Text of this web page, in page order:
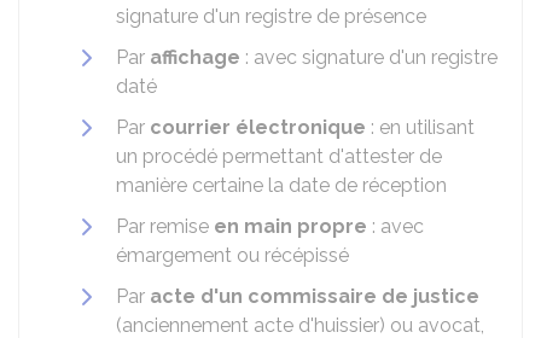
signature d'un registre de présence
Par affichage : avec signature d'un registre
daté
Par courrier électronique : en utilisant
un procédé permettant d'attester de
manière certaine la date de réception
Par remise en main propre : avec
émargement ou récépissé
Par acte d'un commissaire de justice
(anciennement acte d'huissier) ou avocat,